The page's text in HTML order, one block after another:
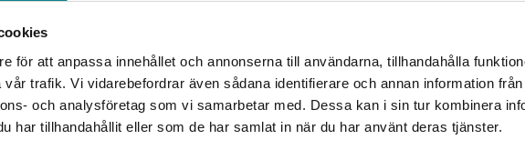
för att anpassa innehållet och annonserna till användarna, tillhandahålla
trafik. Vi vidarebefordrar även sådana identifierare och annan information
och analysföretag som vi samarbetar med. Dessa kan i sin tur kombinera
har tillhandahållit eller som de har samlat in när du har använt deras tjänster.